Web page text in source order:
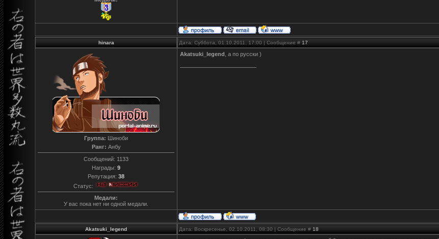
hinara Дата: Суббота, 01.10.2011, 17:00 | Сообщение # 17
Группа: Шиноби
Ранг: Анбу
Сообщений: 1133
Награды: 9
Репутация: 38
Статус:
Медали:
У вас пока нет ни одной медали.
Akatsuki_legend , а по русски )
Akatsuki_legend Дата: Воскресенье, 02.10.2011, 08:30 | Сообщение # 18